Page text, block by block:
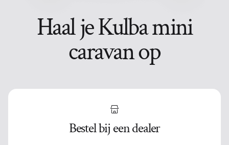
Haal je Kulba mini
caravan op
Bestel bij een dealer